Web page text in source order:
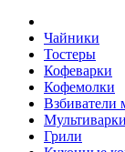
Чайники
Тостеры
Кофеварки
Кофемолки
Взбиватели
Мультиварки
Грили